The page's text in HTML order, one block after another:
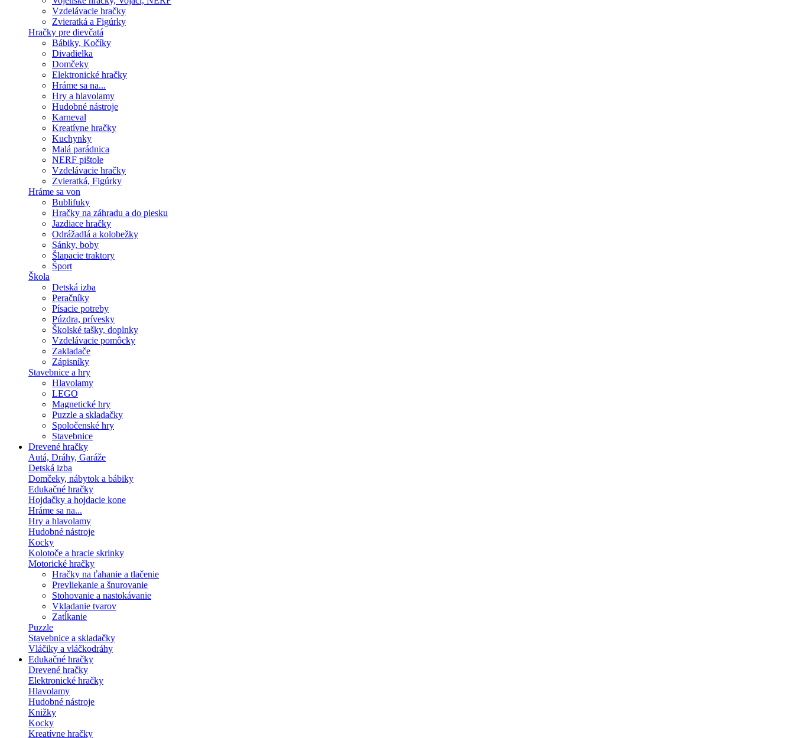
Vzdelávacie hračky
Zvieratká a Figúrky
Hračky pre dievčatá
Bábiky, Kočíky
Divadielka
Domčeky
Elektronické hračky
Hráme sa na...
Hry a hlavolamy
Hudobné nástroje
Karneval
Kreatívne hračky
Kuchynky
Malá parádnica
NERF pištole
Vzdelávacie hračky
Zvieratká, Figúrky
Hráme sa von
Bublifuky
Hračky na záhradu a do piesku
Jazdiace hračky
Odrážadlá a kolobežky
Sánky, boby
Šlapacie traktory
Šport
Škola
Detská izba
Peračníky
Písacie potreby
Púzdra, prívesky
Školské tašky, doplnky
Vzdelávacie pomôcky
Zakladače
Zápisníky
Stavebnice a hry
Hlavolamy
LEGO
Magnetické hry
Puzzle a skladačky
Spoločenské hry
Stavebnice
Drevené hračky
Autá, Dráhy, Garáže
Detská izba
Domčeky, nábytok a bábiky
Edukačné hračky
Hojdačky a hojdacie kone
Hráme sa na...
Hry a hlavolamy
Hudobné nástroje
Kocky
Kolotoče a hracie skrinky
Motorické hračky
Hračky na ťahanie a tlačenie
Prevliekanie a šnurovanie
Stohovanie a nastokávanie
Vkladanie tvarov
Zatĺkanie
Puzzle
Stavebnice a skladačky
Vláčiky a vláčkodráhy
Edukačné hračky
Drevené hračky
Elektronické hračky
Hlavolamy
Hudobné nástroje
Knižky
Kocky
Kreatívne hračky